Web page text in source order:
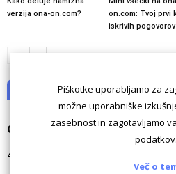
verzija ona-on.com?
on.com: Tvoj prvi
iskrivih pogovorov
NI KOMENTARJEV
Odgovori
Za komentiranje morate biti
Piškotke uporabljamo za
možne uporabniške
zasebnost in zagotavljamo
podatkov.
Več o